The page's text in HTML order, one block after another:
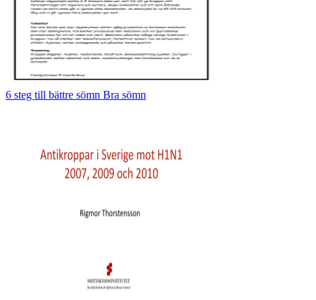
6 steg till bättre sömn Bra sömn